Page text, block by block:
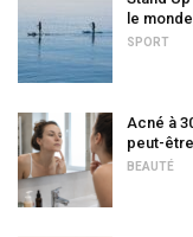
le
SPORT
Acné à
peut-
BEAUTÉ